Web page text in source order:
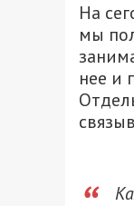
На
мы
нее и